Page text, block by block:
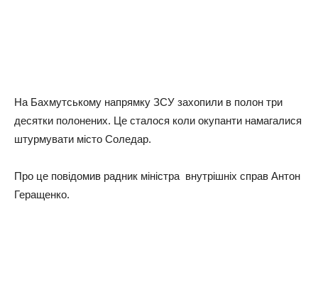
На Бахмутському напрямку ЗСУ захопили в полон три
десятки полонених. Це сталося коли окупанти намагалися
штурмувати місто Соледар.
Про це повідомив радник міністра внутрішніх справ Антон
Геращенко.